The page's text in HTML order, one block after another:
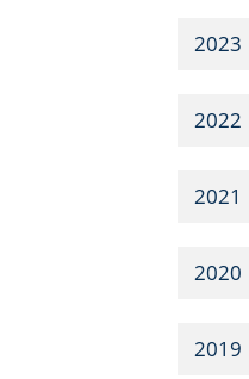
2023
2022
2021
2020
2019